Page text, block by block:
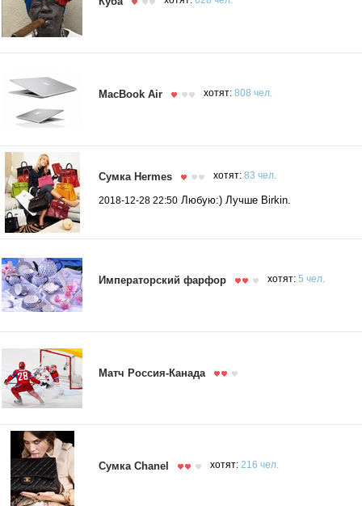
MacBook Air хотят: 808 чел.
Сумка Hermes хотят: 83 чел.
2018-12-28 22:50 Любую:) Лучше Birkin.
Императорский фарфор хотят: 5 чел.
Матч Россия-Канада
Сумка Chanel хотят: 216 чел.